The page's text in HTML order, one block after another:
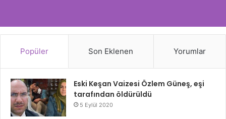
Popüler Son Eklenen Yorumlar
Eski Keşan Vaizesi Özlem Güneş, eşi
tarafından öldürüldü
5 Eylül 2020